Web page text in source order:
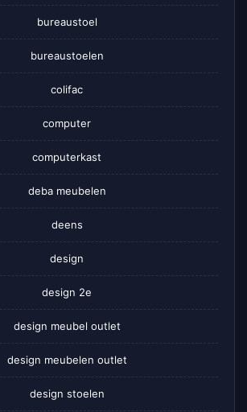
bureaustoel
bureaustoelen
colifac
computer
computerkast
deba meubelen
deens
design
design 2e
design meubel outlet
design meubelen outlet
design stoelen